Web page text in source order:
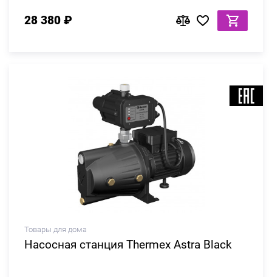
28 380 ₽
Товары для дома
Насосная станция Thermex Astra Black